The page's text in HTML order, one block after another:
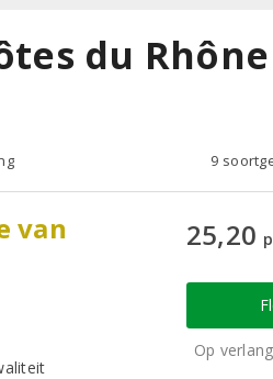
du
9
van 25,20
Op